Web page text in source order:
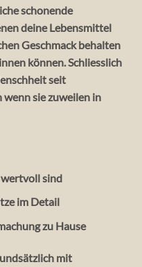
schonende
deine Lebensmittel
Geschmack behalten
können. Schliesslich
seit
wenn sie zuweilen in
sind
im Detail
zu Hause
mit